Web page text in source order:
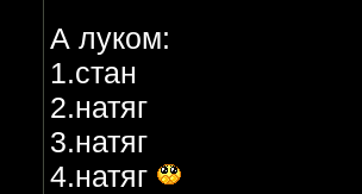
А луком:
1.стан
2.натяг
3.натяг
4.натяг